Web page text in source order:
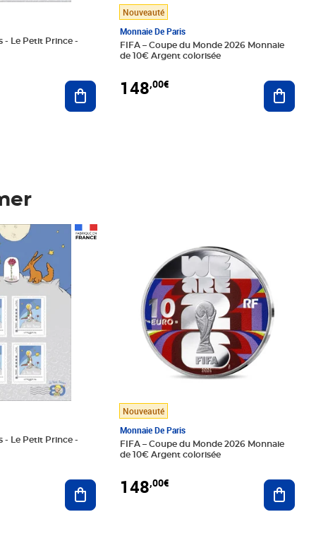
- Le Petit Prince -
Ajouter au panier
Nouveauté
Monnaie De Paris
FIFA – Coupe du Monde 2026 Monnaie
de 10€ Argent colorisée
148,00€
- Le Petit Prince -
Ajouter au panier
Nouveauté
Monnaie De Paris
FIFA – Coupe du Monde 2026 Monnaie
de 10€ Argent colorisée
148,00€